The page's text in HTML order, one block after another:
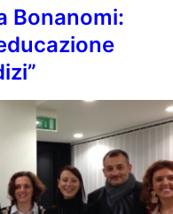
Bonanomi: